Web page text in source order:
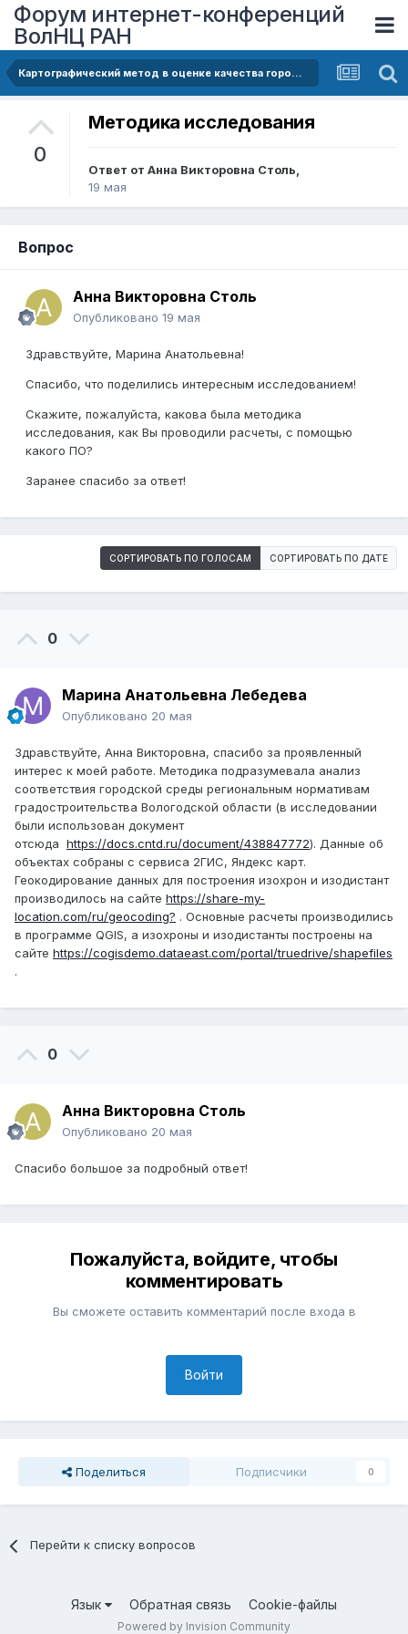
Форум интернет-конференций
ВолНЦ РАН
Картографический метод в оценке качества городской среды малых городов
0
Методика исследования
Ответ от Анна Викторовна Столь,
19 мая
Вопрос
Анна Викторовна Столь
Опубликовано 19 мая
Здравствуйте, Марина Анатольевна!
Спасибо, что поделились интересным исследованием!
Скажите, пожалуйста, какова была методика
исследования, как Вы проводили расчеты, с помощью
какого ПО?
Заранее спасибо за ответ!
СОРТИРОВАТЬ ПО ГОЛОСАМ СОРТИРОВАТЬ ПО ДАТЕ
0
Марина Анатольевна Лебедева
Опубликовано 20 мая
Здравствуйте, Анна Викторовна, спасибо за проявленный
интерес к моей работе. Методика подразумевала анализ
соответствия городской среды региональным нормативам
градостроительства Вологодской области (в исследовании
были использован документ
отсюда https://docs.cntd.ru/document/438847772). Данные об
объектах собраны с сервиса 2ГИС, Яндекс карт.
Геокодирование данных для построения изохрон и изодистант
производилось на сайте https://share-my-
location.com/ru/geocoding? . Основные расчеты производились
в программе QGIS, а изохроны и изодистанты построены на
сайте https://cogisdemo.dataeast.com/portal/truedrive/shapefiles
.
0
Анна Викторовна Столь
Опубликовано 20 мая
Спасибо большое за подробный ответ!
Пожалуйста, войдите, чтобы
комментировать
Вы сможете оставить комментарий после входа в
Войти
Поделиться Подписчики 0
Перейти к списку вопросов
Язык Обратная связь Cookie-файлы
Powered by Invision Community